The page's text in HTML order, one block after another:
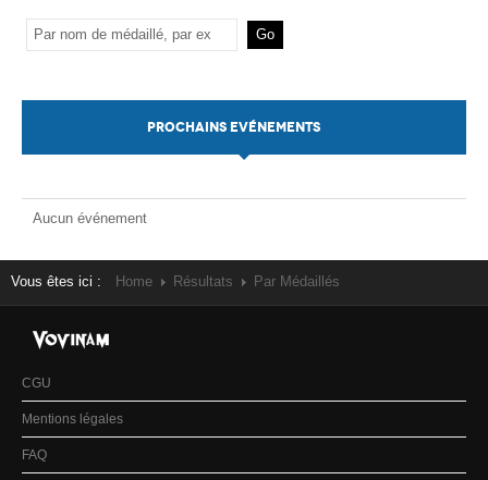
PROCHAINS EVÉNEMENTS
Aucun événement
Vous êtes ici : Home Résultats Par Médaillés
CGU
Mentions légales
FAQ